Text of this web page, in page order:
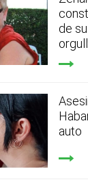
de
auto